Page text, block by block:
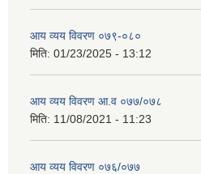
आय व्यय विवरण ०७९-०८०
मिति: 01/23/2025 - 13:12
आय व्यय विवरण आ.व ०७७/०७८
मिति: 11/08/2021 - 11:23
आय व्यय विवरण ०७६/०७७